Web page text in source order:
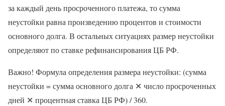
за каждый день просроченного платежа, то сумма
неустойки равна произведению процентов и стоимости
основного долга. В остальных ситуациях размер неустойки
определяют по ставке рефинансирования ЦБ РФ.
Важно! Формула определения размера неустойки: (сумма
неустойки = сумма основного долга ✕ число просроченных
дней ✕ процентная ставка ЦБ РФ) / 360.